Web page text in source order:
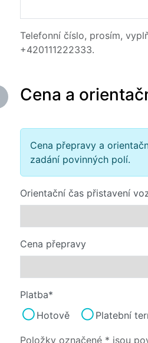
Telefonní číslo, prosím,
+420111222333.
Cena a
Cena přepravy a
zadání povinných polí.
Orientační čas přistavení
Cena přepravy
Platba*
Hotově
Platební
Položky označené * jsou